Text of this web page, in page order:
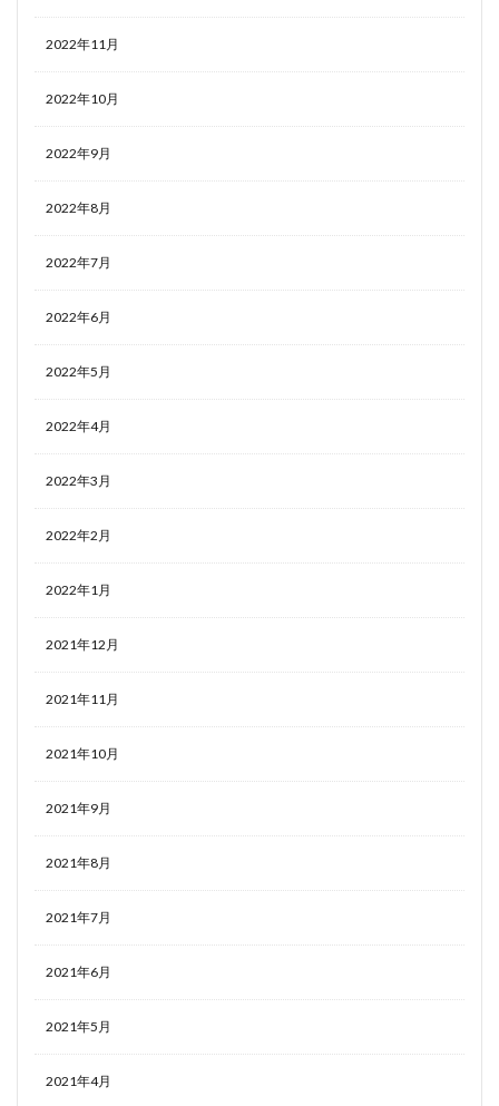
2022年11月
2022年10月
2022年9月
2022年8月
2022年7月
2022年6月
2022年5月
2022年4月
2022年3月
2022年2月
2022年1月
2021年12月
2021年11月
2021年10月
2021年9月
2021年8月
2021年7月
2021年6月
2021年5月
2021年4月